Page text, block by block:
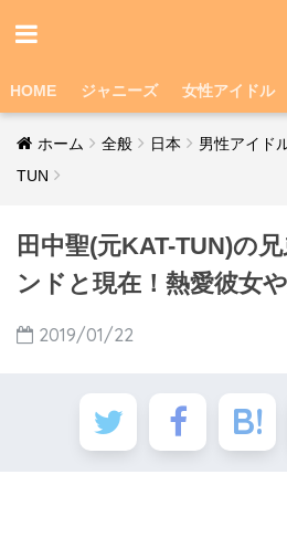
HOME ジャニーズ 女性アイドル
ホーム 全般 日本 男性アイド
TUN
田中聖(元KAT-TUN)の
ンドと現在！熱愛彼女
2019/01/22